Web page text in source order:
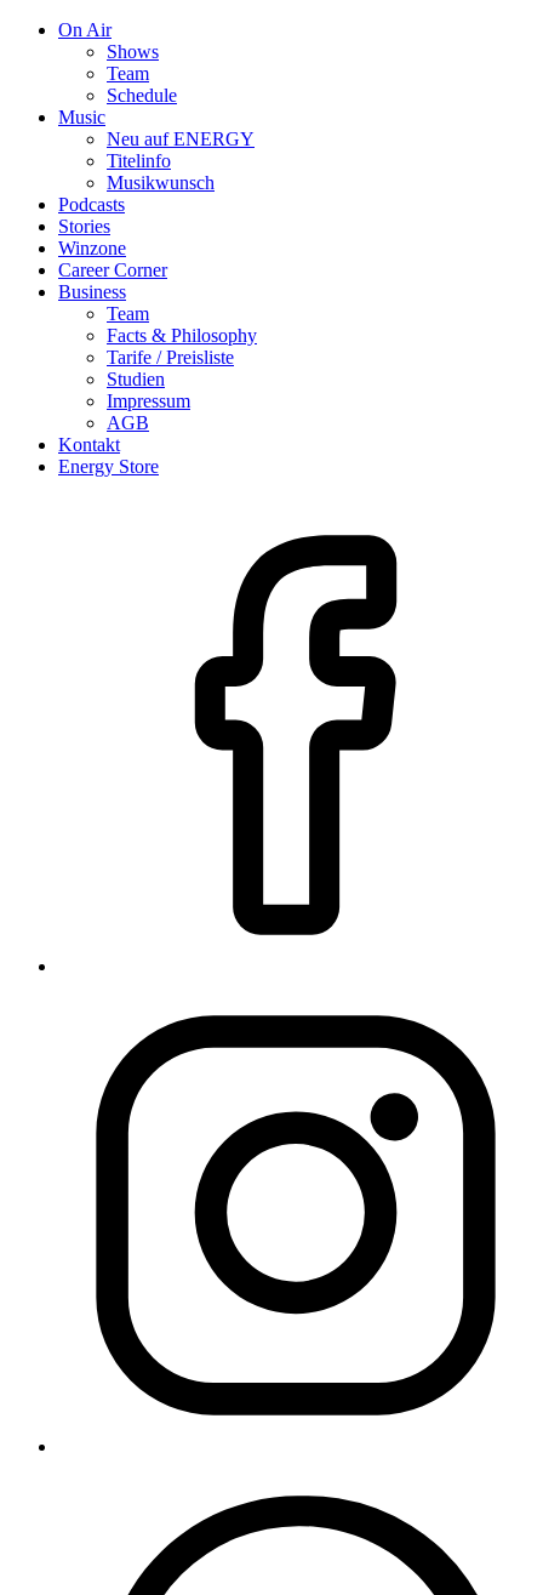
On Air
Shows
Team
Schedule
Music
Neu auf ENERGY
Titelinfo
Musikwunsch
Podcasts
Stories
Winzone
Career Corner
Business
Team
Facts & Philosophy
Tarife / Preisliste
Studien
Impressum
AGB
Kontakt
Energy Store